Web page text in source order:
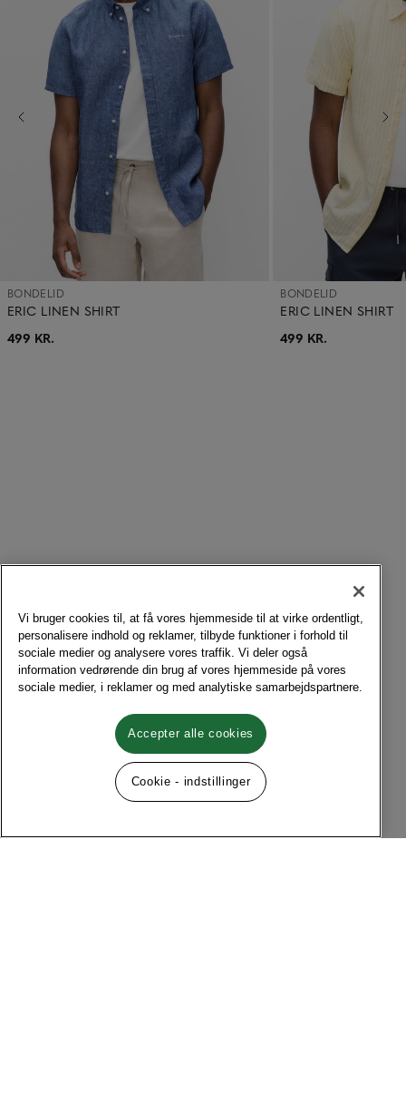
ERIC LINEN SHIRT
BONDELID
499 KR.
ERIC LINEN SHIRT
BONDELID
499 KR.
Vi bruger cookies til, at få vores hjemmeside til at virke ordentligt,
personalisere indhold og reklamer, tilbyde funktioner i forhold til
sociale medier og analysere vores traffik. Vi deler også
information vedrørende din brug af vores hjemmeside på vores
sociale medier, i reklamer og med analytiske samarbejdspartnere.
Accepter alle cookies
Cookie - indstillinger